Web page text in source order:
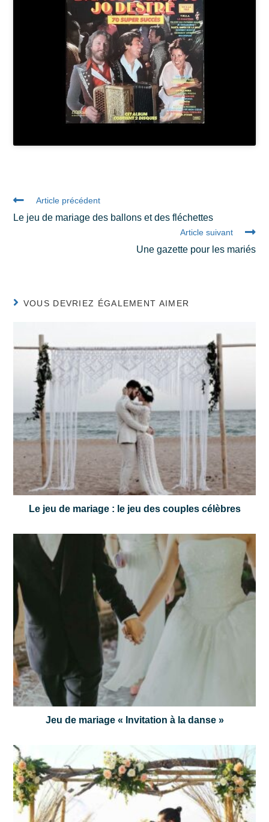
Article précédent
Le jeu de mariage des ballons et des fléchettes
Article suivant
Une gazette pour les mariés
VOUS DEVRIEZ ÉGALEMENT AIMER
Le jeu de mariage : le jeu des couples célèbres
Jeu de mariage « Invitation à la danse »